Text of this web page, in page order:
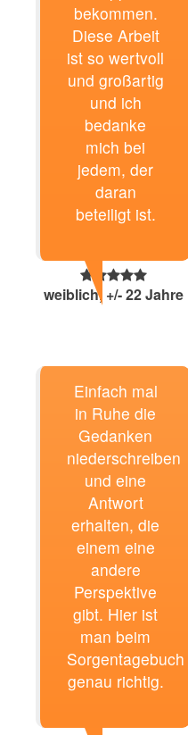
bekommen.
Diese Arbeit
ist so wertvoll
und großartig
und ich
bedanke
mich bei
jedem, der
daran
beteiligt ist.
weiblich, +/- 22 Jahre
Einfach mal
in Ruhe die
Gedanken
niederschreiben
und eine
Antwort
erhalten, die
einem eine
andere
Perspektive
gibt. Hier ist
man beim
Sorgentagebuch
genau richtig.